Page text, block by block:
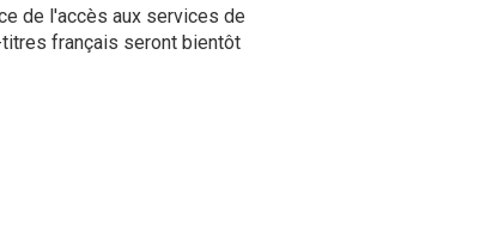
de l'accès aux services de
français seront bientôt